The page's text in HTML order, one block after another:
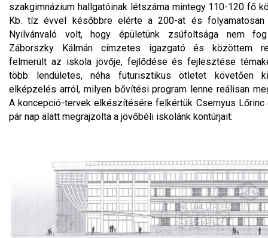
szakgimnázium hallgatóinak létszáma mintegy 110-120 fő
Kb. tíz évvel későbbre elérte a 200-at és folyamatosan
Nyilvánvaló volt, hogy épületünk zsúfoltsága nem
Záborszky Kálmán címzetes igazgató és közöttem
felmerült az iskola jövője, fejlődése és fejlesztése
több lendületes, néha futurisztikus ötletet követően
elképzelés arról, milyen bővítési program lenne reálisan
A koncepció-tervek elkészítésére felkértük Csernyus
pár nap alatt megrajzolta a jövőbéli iskolánk kontúrjait: